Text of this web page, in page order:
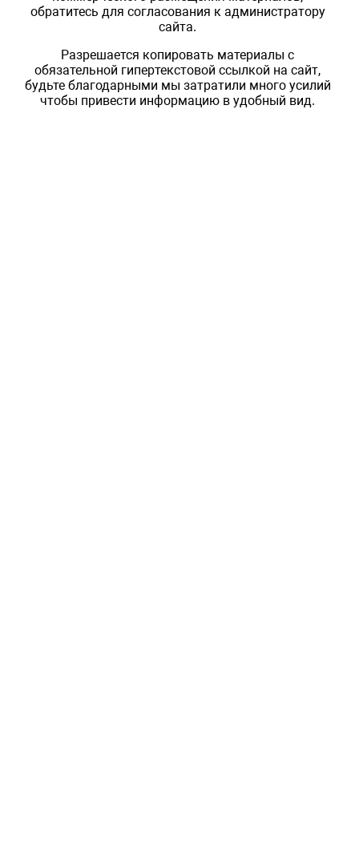
обратитесь для согласования к администратору
сайта.
Разрешается копировать материалы с
обязательной гипертекстовой ссылкой на сайт,
будьте благодарными мы затратили много усилий
чтобы привести информацию в удобный вид.